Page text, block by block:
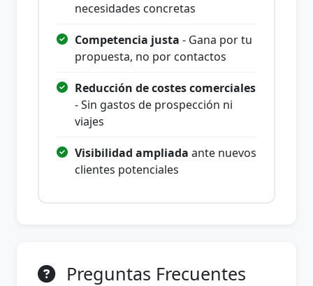
necesidades concretas
Competencia justa - Gana por tu
propuesta, no por contactos
Reducción de costes comerciales
- Sin gastos de prospección ni
viajes
Visibilidad ampliada ante nuevos
clientes potenciales
Preguntas Frecuentes